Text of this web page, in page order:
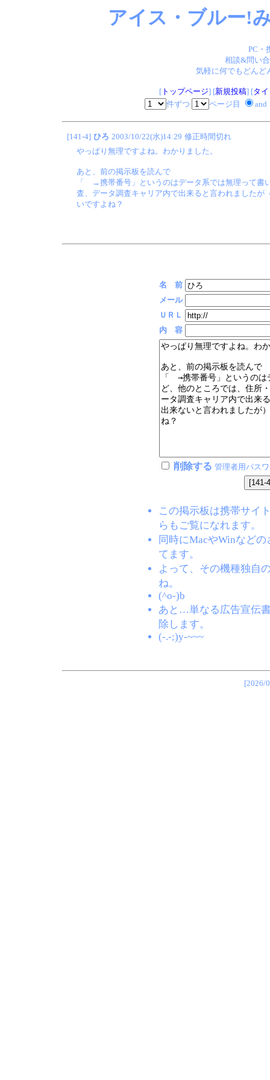
アイス・ブルー!
PC・
相談&問い
気軽に何でもどん
[トップページ] [新規投稿] [タ
件ずつ
ページ目 and
[141-4] ひろ 2003/10/22(水)14:29 修正時間切れ
やっぱり無理ですよね。わかりました。
あと、前の掲示板を読んで
「 →携帯番号」というのはデータ系では無理って書
査、データ調査キャリア内で出来ると言われました
いですよね？
名 前
メール
ＵＲＬ
内 容
削除する 管理者用パス
この掲示板は携帯サイ
らもご覧になれます。
同時にMacやWinなど
てます。
よって、その機種独自
ね。
(^o-)b
あと…単なる広告宣伝
除します。
(-.-;)y-~~~
[2026/